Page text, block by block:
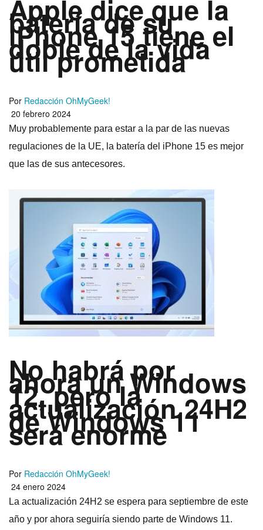
Apple dice que la
batería de su
iPhone 15 tiene el
doble de la vida
útil prometida
Por Redacción OhMyGeek!
20 febrero 2024
Muy probablemente para estar a la par de las nuevas
regulaciones de la UE, la batería del iPhone 15 es mejor
que las de sus antecesores.
No habrá por
ahora un Windows
12, pero la
actualización 24H2
de Windows 11
será enorme
Por Redacción OhMyGeek!
24 enero 2024
La actualización 24H2 se espera para septiembre de este
año y por ahora seguiría siendo parte de Windows 11.